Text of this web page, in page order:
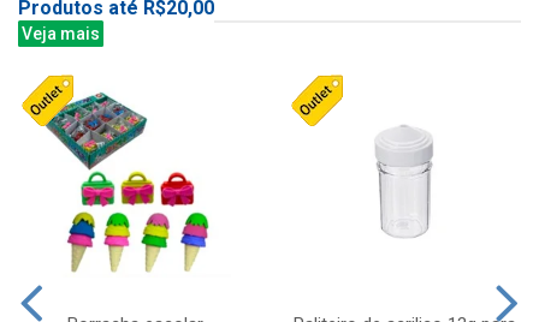
Produtos até R$20,00
Veja mais